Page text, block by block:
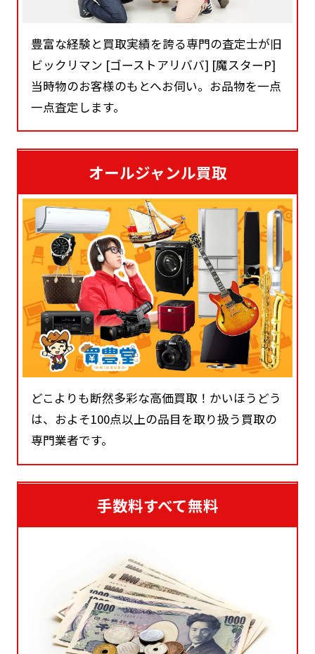
豊富な経験と買取実績を誇る専門の査定士が旧
ビックリマン [ゴーストアリババ] [魔スターP]
当時物のお客様のもとへお伺い。お品物を一点
一点査定します。
オールジャンル買取
どこよりも断然多彩な高価買取！かいほうどう
は、およそ100点以上の品目を取り扱う買取の
専門業者です。
手数料すべて無料